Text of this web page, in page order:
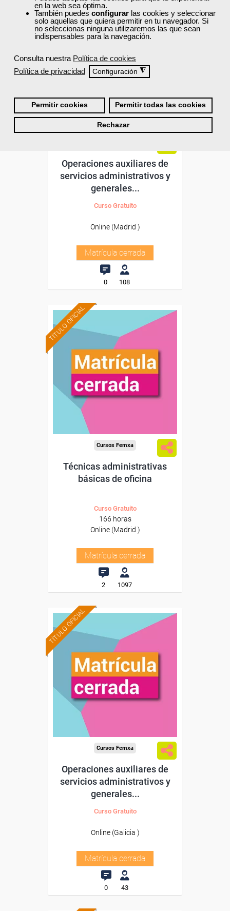
en la web sea óptima.
También puedes configurar las cookies y seleccionar
solo aquellas que quiera permitir en tu navegador. Si
no seleccionas ninguna utilizaremos las que sean
indispensables para la navegación.
Consulta nuestra Política de cookies
Política de privacidad
Configuración ◮
Permitir cookies Permitir todas las cookies
Rechazar
TITULO OFICIAL
Operaciones auxiliares de
servicios administrativos y
generales...
Curso Gratuito
Online (Madrid )
Matrícula cerrada
0 108
TÍTULO OFICIAL
Cursos Femxa
Técnicas administrativas
básicas de oficina
Curso Gratuito
166 horas
Online (Madrid )
Matrícula cerrada
2 1097
TÍTULO OFICIAL
Cursos Femxa
Operaciones auxiliares de
servicios administrativos y
generales...
Curso Gratuito
Online (Galicia )
Matrícula cerrada
0 43